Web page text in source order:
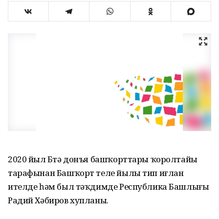
2020 йыл Бөтә донъя башҡорттары ҡоролтайы
тарафынан Башҡорт теле йылы тип иғлан
ителде һәм был тәҡдимде Республика Башлығы
Радий Хәбиров хупланы.